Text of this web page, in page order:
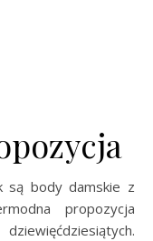
są body damskie z
propozycja